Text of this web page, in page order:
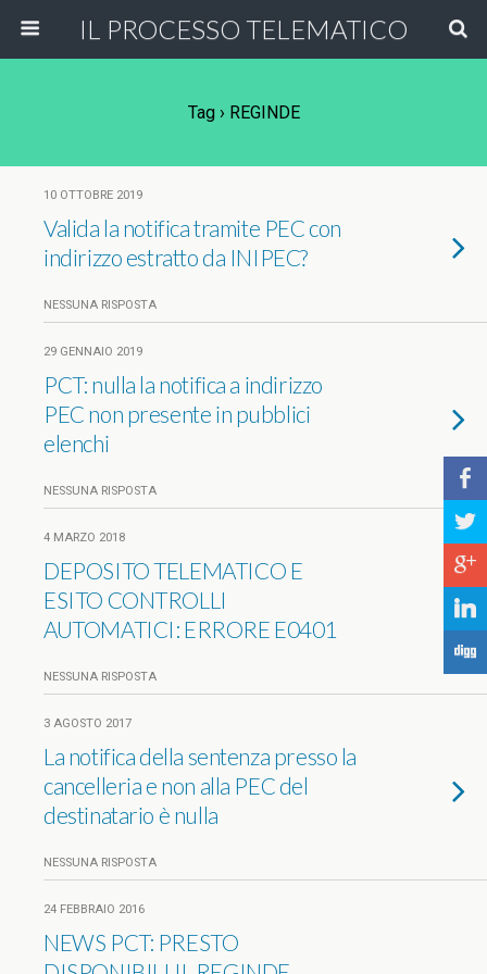
IL PROCESSO TELEMATICO
Tag › REGINDE
10 OTTOBRE 2019
Valida la notifica tramite PEC con
indirizzo estratto da INIPEC?
NESSUNA RISPOSTA
29 GENNAIO 2019
PCT: nulla la notifica a indirizzo
PEC non presente in pubblici
elenchi
NESSUNA RISPOSTA
4 MARZO 2018
DEPOSITO TELEMATICO E
ESITO CONTROLLI
AUTOMATICI: ERRORE E0401
NESSUNA RISPOSTA
3 AGOSTO 2017
La notifica della sentenza presso la
cancelleria e non alla PEC del
destinatario è nulla
NESSUNA RISPOSTA
24 FEBBRAIO 2016
NEWS PCT: PRESTO
b
a
c
j
F